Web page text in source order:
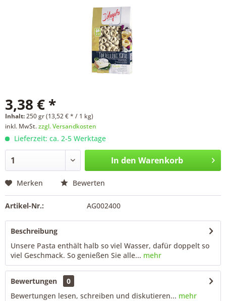
3,38 € *
Inhalt:250 gr (13,52 € * / 1 kg)
inkl. MwSt.zzgl. Versandkosten
Lieferzeit: ca. 2-5 Werktage
In den Warenkorb
Merken Bewerten
Artikel-Nr.: AG002400
Beschreibung
Unsere Pasta enthält halb so viel Wasser, dafür doppelt so
viel Geschmack. So genießen Sie alle... mehr
Bewertungen
0
Bewertungen lesen, schreiben und diskutieren... mehr